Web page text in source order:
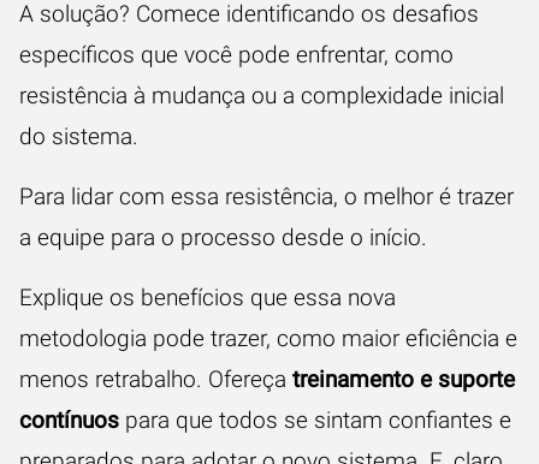
A solução? Comece identificando os desafios
específicos que você pode enfrentar, como
resistência à mudança ou a complexidade inicial
do sistema.
Para lidar com essa resistência, o melhor é trazer
a equipe para o processo desde o início.
Explique os benefícios que essa nova
metodologia pode trazer, como maior eficiência e
menos retrabalho. Ofereça treinamento e suporte
contínuos para que todos se sintam confiantes e